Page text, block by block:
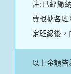
註:已經繳
費根據各
定班級後，
以上金額皆